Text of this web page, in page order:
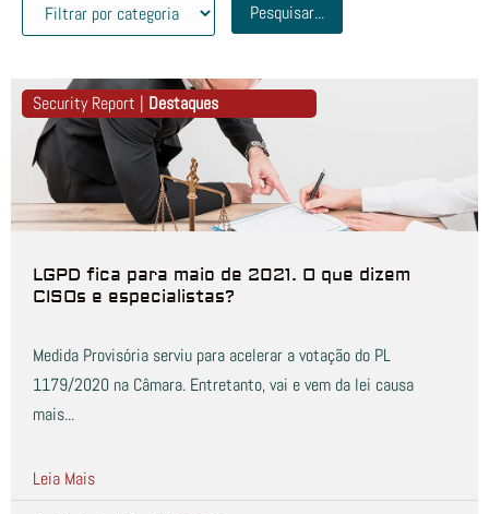
Pesquisar...
Security Report | Destaques
LGPD fica para maio de 2021. O que dizem
CISOs e especialistas?
Medida Provisória serviu para acelerar a votação do PL
1179/2020 na Câmara. Entretanto, vai e vem da lei causa
mais...
Leia Mais